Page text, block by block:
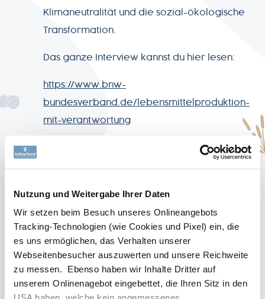
Nutzung und Weitergabe Ihrer Daten
Wir setzen beim Besuch unseres Onlineangebots
Tracking-Technologien (wie Cookies und Pixel) ein, die
es uns ermöglichen, das Verhalten unserer
Webseitenbesucher auszuwerten und unsere Reichweite
zu messen. Ebenso haben wir Inhalte Dritter auf
unserem Onlinenagebot eingebettet, die Ihren Sitz in den
Datenschutz
Klimaneutralität und die sozial-ökologische
Transformation.
Das ganze Interview kannst du hier lesen:
https://www.bnw-
bundesverband.de/lebensmittelproduktion-
mit-verantwortung